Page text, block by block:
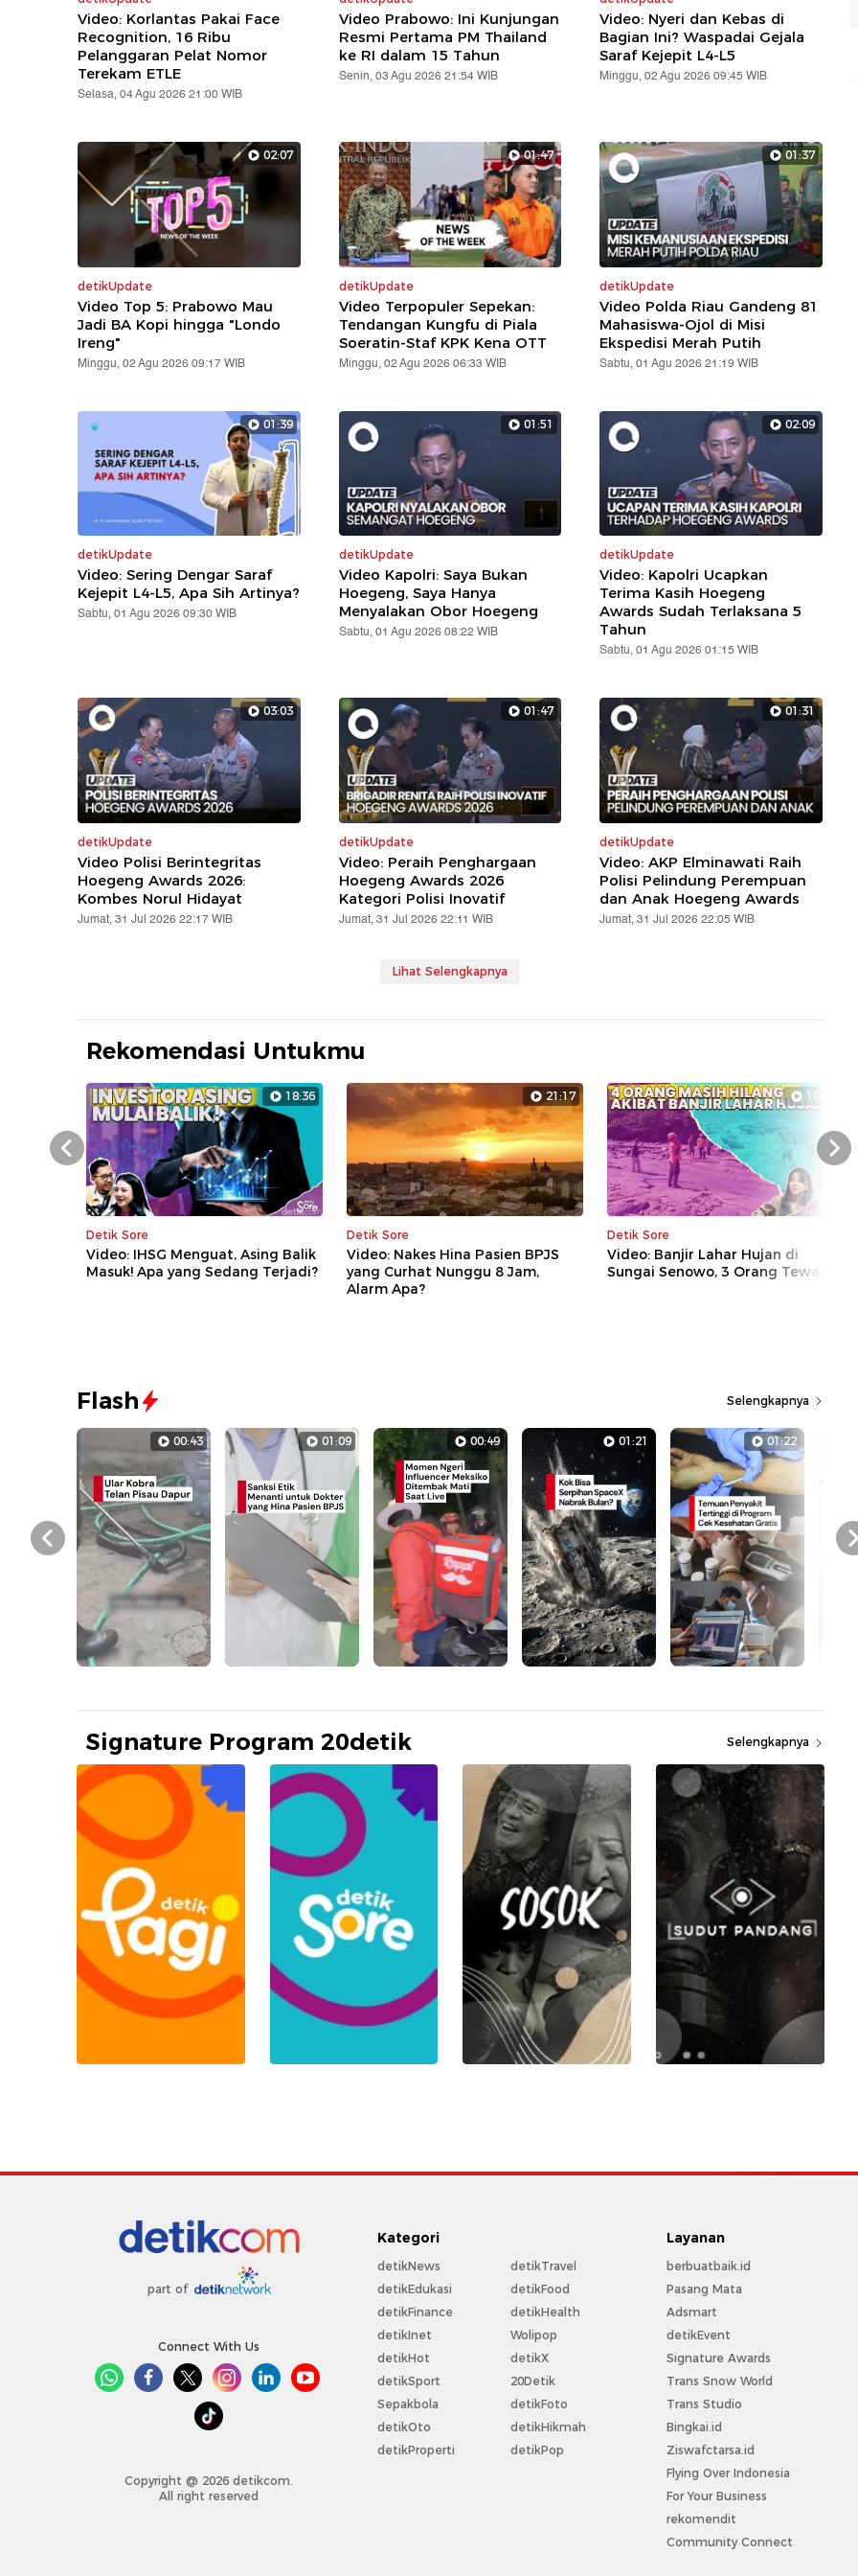
Video: Korlantas Pakai Face
Recognition, 16 Ribu
Pelanggaran Pelat Nomor
Terekam ETLE
Selasa, 04 Agu 2026 21:00 WIB
Video Prabowo: Ini Kunjungan
Resmi Pertama PM Thailand
ke RI dalam 15 Tahun
Senin, 03 Agu 2026 21:54 WIB
Video: Nyeri dan Kebas di
Bagian Ini? Waspadai Gejala
Saraf Kejepit L4-L5
Minggu, 02 Agu 2026 09:45 WIB
02:07
detikUpdate
Video Top 5: Prabowo Mau
Jadi BA Kopi hingga "Londo
Ireng"
Minggu, 02 Agu 2026 09:17 WIB
01:47
detikUpdate
Video Terpopuler Sepekan:
Tendangan Kungfu di Piala
Soeratin-Staf KPK Kena OTT
Minggu, 02 Agu 2026 06:33 WIB
01:37
detikUpdate
Video Polda Riau Gandeng 81
Mahasiswa-Ojol di Misi
Ekspedisi Merah Putih
Sabtu, 01 Agu 2026 21:19 WIB
01:39
detikUpdate
Video: Sering Dengar Saraf
Kejepit L4-L5, Apa Sih Artinya?
Sabtu, 01 Agu 2026 09:30 WIB
01:51
detikUpdate
Video Kapolri: Saya Bukan
Hoegeng, Saya Hanya
Menyalakan Obor Hoegeng
Sabtu, 01 Agu 2026 08:22 WIB
02:09
detikUpdate
Video: Kapolri Ucapkan
Terima Kasih Hoegeng
Awards Sudah Terlaksana 5
Tahun
Sabtu, 01 Agu 2026 01:15 WIB
03:03
detikUpdate
Video Polisi Berintegritas
Hoegeng Awards 2026:
Kombes Norul Hidayat
Jumat, 31 Jul 2026 22:17 WIB
01:47
detikUpdate
Video: Peraih Penghargaan
Hoegeng Awards 2026
Kategori Polisi Inovatif
Jumat, 31 Jul 2026 22:11 WIB
01:31
detikUpdate
Video: AKP Elminawati Raih
Polisi Pelindung Perempuan
dan Anak Hoegeng Awards
Jumat, 31 Jul 2026 22:05 WIB
Lihat Selengkapnya
Rekomendasi Untukmu
18:36
Detik Sore
Video: IHSG Menguat, Asing Balik
Masuk! Apa yang Sedang Terjadi?
21:17
Detik Sore
Video: Nakes Hina Pasien BPJS
yang Curhat Nunggu 8 Jam,
Alarm Apa?
10:41
Detik Sore
Video: Banjir Lahar Hujan di
Sungai Senowo, 3 Orang Tewas
Prev Next
Flash Selengkapnya
00:43 01:09 00:49 01:21 01:22
Prev
Signature Program 20detik Selengkapnya
part of
Connect With Us
Copyright @ 2026 detikcom.
All right reserved
Kategori
detikNews
detikEdukasi
detikFinance
detikInet
detikHot
detikSport
Sepakbola
detikOto
detikProperti
detikTravel
detikFood
detikHealth
Wolipop
detikX
20Detik
detikFoto
detikHikmah
detikPop
Layanan
berbuatbaik.id
Pasang Mata
Adsmart
detikEvent
Signature Awards
Trans Snow World
Trans Studio
Bingkai.id
Ziswafctarsa.id
Flying Over Indonesia
For Your Business
rekomendit
Community Connect